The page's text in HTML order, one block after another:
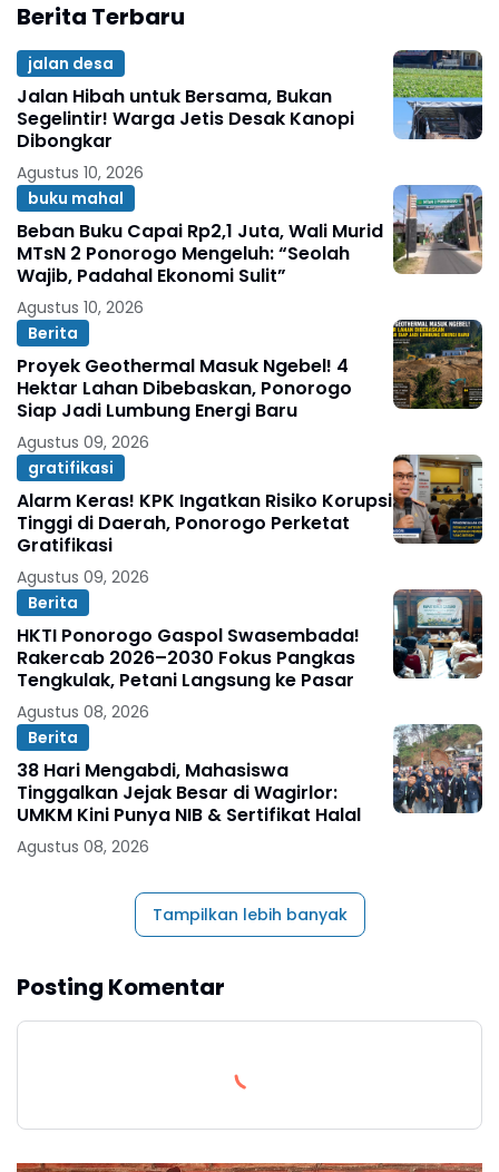
Berita Terbaru
jalan desa
Jalan Hibah untuk Bersama, Bukan
Segelintir! Warga Jetis Desak Kanopi
Dibongkar
Agustus 10, 2026
buku mahal
Beban Buku Capai Rp2,1 Juta, Wali Murid
MTsN 2 Ponorogo Mengeluh: “Seolah
Wajib, Padahal Ekonomi Sulit”
Agustus 10, 2026
Berita
Proyek Geothermal Masuk Ngebel! 4
Hektar Lahan Dibebaskan, Ponorogo
Siap Jadi Lumbung Energi Baru
Agustus 09, 2026
gratifikasi
Alarm Keras! KPK Ingatkan Risiko Korupsi
Tinggi di Daerah, Ponorogo Perketat
Gratifikasi
Agustus 09, 2026
Berita
HKTI Ponorogo Gaspol Swasembada!
Rakercab 2026–2030 Fokus Pangkas
Tengkulak, Petani Langsung ke Pasar
Agustus 08, 2026
Berita
38 Hari Mengabdi, Mahasiswa
Tinggalkan Jejak Besar di Wagirlor:
UMKM Kini Punya NIB & Sertifikat Halal
Agustus 08, 2026
Tampilkan lebih banyak
Posting Komentar